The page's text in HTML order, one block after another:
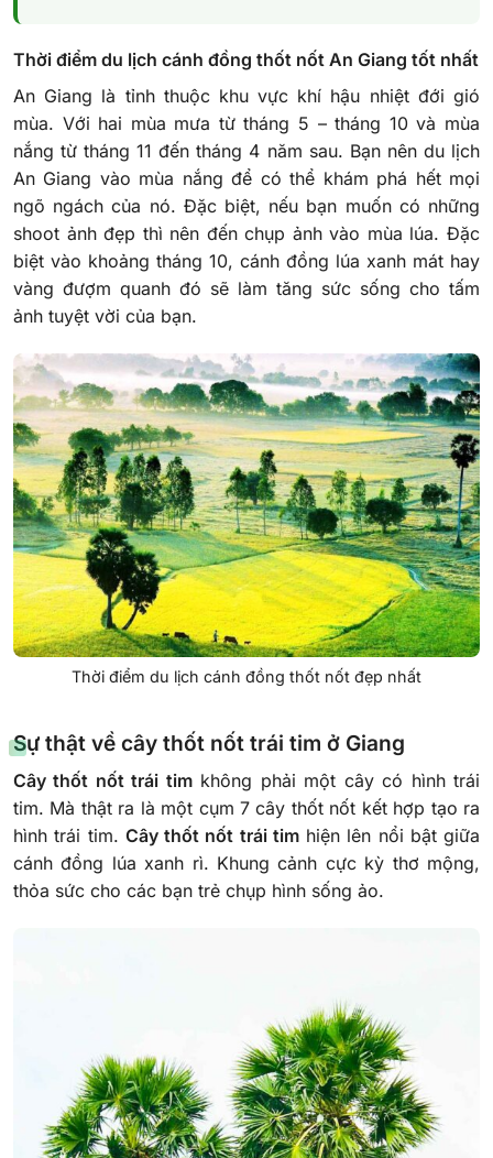
Thời điểm du lịch cánh đồng thốt nốt An Giang tốt nhất
An Giang là tỉnh thuộc khu vực khí hậu nhiệt đới gió
mùa. Với hai mùa mưa từ tháng 5 – tháng 10 và mùa
nắng từ tháng 11 đến tháng 4 năm sau. Bạn nên du lịch
An Giang vào mùa nắng để có thể khám phá hết mọi
ngõ ngách của nó. Đặc biệt, nếu bạn muốn có những
shoot ảnh đẹp thì nên đến chụp ảnh vào mùa lúa. Đặc
biệt vào khoảng tháng 10, cánh đồng lúa xanh mát hay
vàng đượm quanh đó sẽ làm tăng sức sống cho tấm
ảnh tuyệt vời của bạn.
Thời điểm du lịch cánh đồng thốt nốt đẹp nhất
Sự thật về cây thốt nốt trái tim ở Giang
Cây thốt nốt trái timkhông phải một cây có hình trái
tim. Mà thật ra là một cụm 7 cây thốt nốt kết hợp tạo ra
hình trái tim. Cây thốt nốt trái timhiện lên nổi bật giữa
cánh đồng lúa xanh rì. Khung cảnh cực kỳ thơ mộng,
thỏa sức cho các bạn trẻ chụp hình sống ảo.